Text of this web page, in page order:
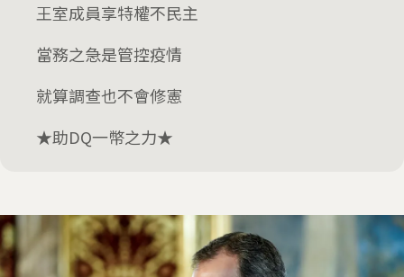
王室成員享特權不民主
當務之急是管控疫情
就算調查也不會修憲
★助DQ一幣之力★